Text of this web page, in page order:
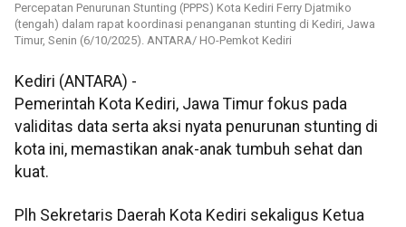
Percepatan Penurunan Stunting (PPPS) Kota Kediri Ferry Djatmiko
(tengah) dalam rapat koordinasi penanganan stunting di Kediri, Jawa
Timur, Senin (6/10/2025). ANTARA/ HO-Pemkot Kediri
Kediri (ANTARA) -
Pemerintah Kota Kediri, Jawa Timur fokus pada
validitas data serta aksi nyata penurunan stunting di
kota ini, memastikan anak-anak tumbuh sehat dan
kuat.
Plh Sekretaris Daerah Kota Kediri sekaligus Ketua